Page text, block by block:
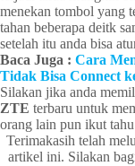
menekan tombol yang
tahan beberapa deitk
setelah itu anda bisa
Baca Juga : Cara
Tidak Bisa Connect
Silakan jika anda
ZTE terbaru untuk
orang lain pun ikut
Terimakasih telah
artikel ini. Silakan